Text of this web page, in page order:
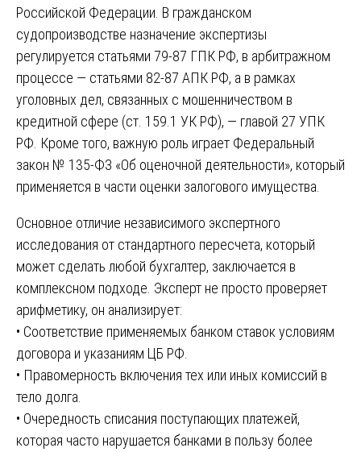
Российской Федерации. В гражданском
судопроизводстве назначение экспертизы
регулируется статьями 79-87 ГПК РФ, в арбитражном
процессе — статьями 82-87 АПК РФ, а в рамках
уголовных дел, связанных с мошенничеством в
кредитной сфере (ст. 159.1 УК РФ), — главой 27 УПК
РФ. Кроме того, важную роль играет Федеральный
закон № 135-ФЗ «Об оценочной деятельности», который
применяется в части оценки залогового имущества.
Основное отличие независимого экспертного
исследования от стандартного пересчета, который
может сделать любой бухгалтер, заключается в
комплексном подходе. Эксперт не просто проверяет
арифметику, он анализирует:
• Соответствие применяемых банком ставок условиям
договора и указаниям ЦБ РФ.
• Правомерность включения тех или иных комиссий в
тело долга.
• Очередность списания поступающих платежей,
которая часто нарушается банками в пользу более